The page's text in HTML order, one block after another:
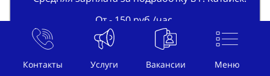
Контакты Услуги Вакансии Меню
От - 150 руб./час.